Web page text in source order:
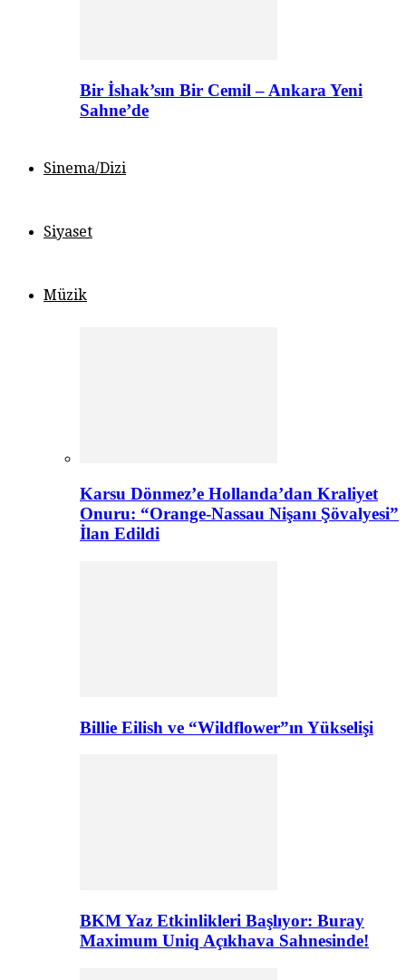
Bir İshak’sın Bir Cemil – Ankara Yeni
Sahne’de
Sinema/Dizi
Siyaset
Müzik
Karsu Dönmez’e Hollanda’dan Kraliyet
Onuru: “Orange-Nassau Nişanı Şövalyesi”
İlan Edildi
Billie Eilish ve “Wildflower”ın Yükselişi
BKM Yaz Etkinlikleri Başlıyor: Buray
Maximum Uniq Açıkhava Sahnesinde!